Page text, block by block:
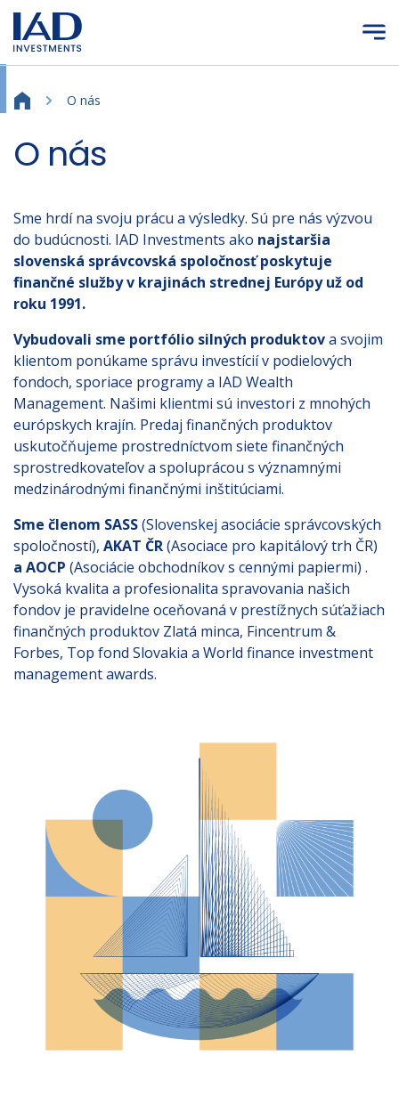
Prejsť na hlavný obsah
O nás
O nás
Sme hrdí na svoju prácu a výsledky. Sú pre nás výzvou
do budúcnosti. IAD Investments ako najstaršia
slovenská správcovská spoločnosť poskytuje
finančné služby v krajinách strednej Európy už od
roku 1991.
Vybudovali sme portfólio silných produktova svojim
klientom ponúkame správu investícií v podielových
fondoch, sporiace programy a IAD Wealth
Management. Našimi klientmi sú investori z mnohých
európskych krajín. Predaj finančných produktov
uskutočňujeme prostredníctvom siete finančných
sprostredkovateľov a spoluprácou s významnými
medzinárodnými finančnými inštitúciami.
Sme členom SASS(Slovenskej asociácie správcovských
spoločností), AKAT ČR(Asociace pro kapitálový trh ČR)
a AOCP (Asociácie obchodníkov s cennými papiermi) .
Vysoká kvalita a profesionalita spravovania našich
fondov je pravidelne oceňovaná v prestížnych súťažiach
finančných produktov Zlatá minca, Fincentrum &
Forbes, Top fond Slovakia a World finance investment
management awards.